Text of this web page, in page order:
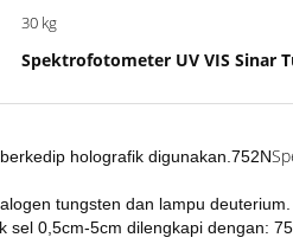
30 kg
Spektrofotometer UV VIS Sinar
holografik digunakan.752N
tungsten dan lampu deuterium.
sel 0,5cm-5cm dilengkapi dengan: